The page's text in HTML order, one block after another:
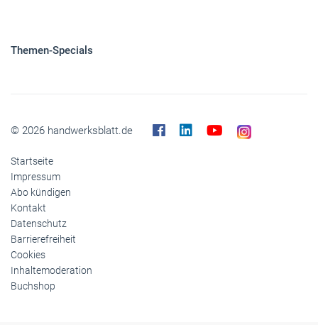
Themen-Specials
© 2026 handwerksblatt.de
Startseite
Impressum
Abo kündigen
Kontakt
Datenschutz
Barrierefreiheit
Cookies
Inhaltemoderation
Buchshop